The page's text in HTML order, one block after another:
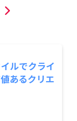
ルでクライ
あるクリエ